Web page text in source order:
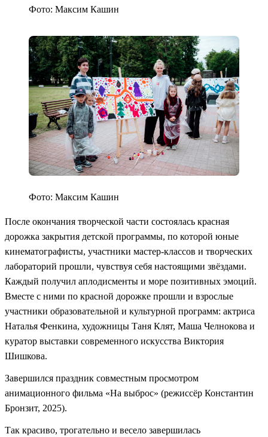
Фото: Максим Кашин
Фото: Максим Кашин
После окончания творческой части состоялась красная
дорожка закрытия детской программы, по которой юные
кинематографисты, участники мастер-классов и творческих
лабораторий прошли, чувствуя себя настоящими звёздами.
Каждый получил аплодисменты и море позитивных эмоций.
Вместе с ними по красной дорожке прошли и взрослые
участники образовательной и культурной программ: актриса
Наталья Фенкина, художницы Таня Клят, Маша Челнокова и
куратор выставки современного искусства Виктория
Шишкова.
Завершился праздник совместным просмотром
анимационного фильма «На выброс» (режиссёр Константин
Бронзит, 2025).
Так красиво, трогательно и весело завершилась